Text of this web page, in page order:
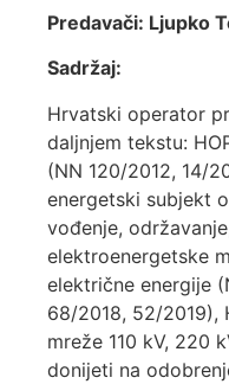
Predavači: Ljupko
Sadržaj:
Hrvatski operator
daljnjem tekstu:
(NN 120/2012, 14/
energetski subjekt
vođenje,
elektroenergetske
električne energije
68/2018, 52/2019),
mreže 110 kV, 220
donijeti na